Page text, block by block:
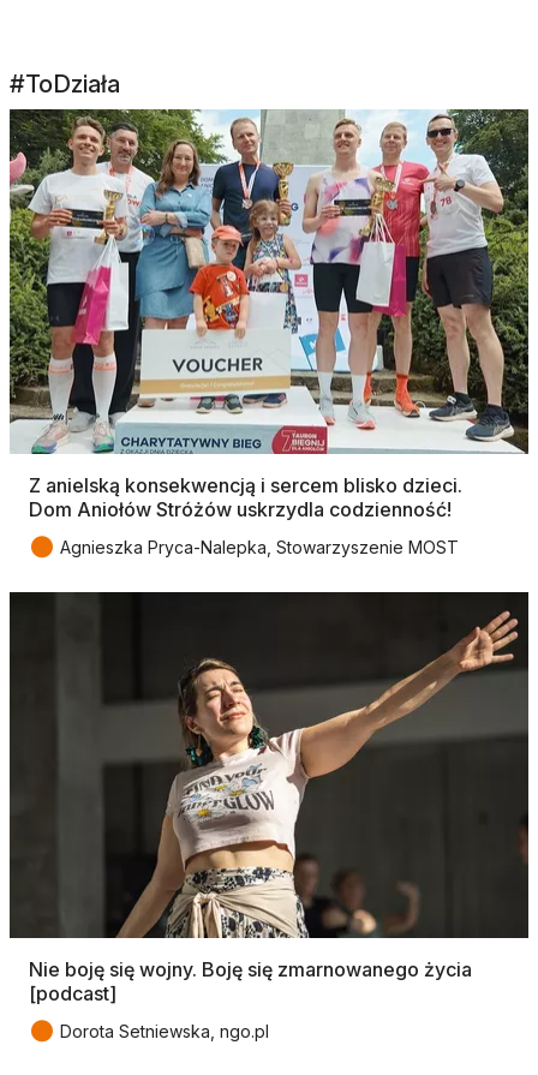
#ToDziała
Z anielską konsekwencją i sercem blisko dzieci.
Dom Aniołów Stróżów uskrzydla codzienność!
● Agnieszka Pryca-Nalepka, Stowarzyszenie MOST
Nie boję się wojny. Boję się zmarnowanego życia
[podcast]
● Dorota Setniewska, ngo.pl